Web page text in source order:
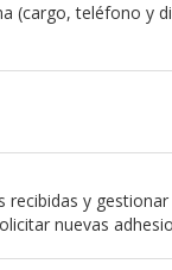
teléfono y
y
nuevas